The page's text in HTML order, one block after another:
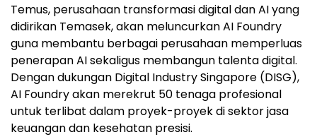
Temus, perusahaan transformasi digital dan AI yang
didirikan Temasek, akan meluncurkan AI Foundry
guna membantu berbagai perusahaan memperluas
penerapan AI sekaligus membangun talenta digital.
Dengan dukungan Digital Industry Singapore (DISG),
AI Foundry akan merekrut 50 tenaga profesional
untuk terlibat dalam proyek-proyek di sektor jasa
keuangan dan kesehatan presisi.